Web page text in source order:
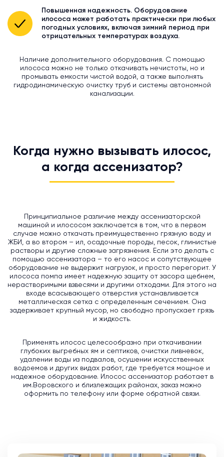
Повышенная надежность. Оборудование
илососа может работать практически при любых
погодных условиях, включая зимний период при
отрицательных температурах воздуха.
Наличие дополнительного оборудования. С помощью
илососа можно не только откачивать нечистоты, но и
промывать емкости чистой водой, а также выполнять
гидродинамическую очистку труб и системы автономной
канализации.
Когда нужно вызывать илосос,
а когда ассенизатор?
Принципиальное различие между ассенизаторской
машиной и илососом заключается в том, что в первом
случае можно откачать преимущественно грязную воду и
ЖБИ, а во втором – ил, осадочные породы, песок, глинистые
растворы и другие сложные загрязнения. Если это делать с
помощью ассенизатора – то его насос и сопутствующее
оборудование не выдержит нагрузок, и просто перегорит. У
илососа помпа имеет надежную защиту от засора щебнем,
нерастворимыми взвесями и другими отходами. Для этого на
входе всасывающего отверстия устанавливается
металлическая сетка с определенным сечением. Она
задерживает крупный мусор, но свободно пропускает грязь
и жидкость.
Применять илосос целесообразно при откачивании
глубоких выгребных ям и септиков, очистки ливневок,
удалении воды из подвалов, осушении искусственных
водоемов и других видах работ, где требуется мощное и
надежное оборудование. Илосос ассенизатор работает в
им.Воровского и близлежащих районах, заказ можно
оформить по телефону или форме обратной связи.